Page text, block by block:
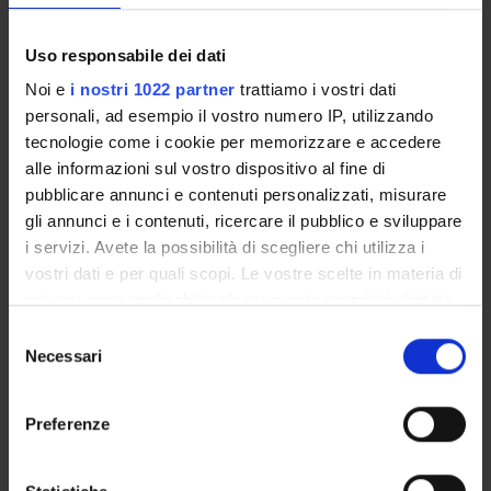
Uso responsabile dei dati
Noi e i nostri 1022 partner trattiamo i vostri dati
personali, ad esempio il vostro numero IP, utilizzando
tecnologie come i cookie per memorizzare e accedere
alle informazioni sul vostro dispositivo al fine di
pubblicare annunci e contenuti personalizzati, misurare
gli annunci e i contenuti, ricercare il pubblico e sviluppare
i servizi. Avete la possibilità di scegliere chi utilizza i
vostri dati e per quali scopi. Le vostre scelte in materia di
modificare o revocare il proprio consenso in qualsiasi
momento dalla Dichiarazione sui cookie o facendo clic
delNecessari
Preferenze
Calendario didattico
Orario lezioni
Piani didattici
Calendario esami
Bacheca avvisi
Proposte tesi e stage
Organi collegiali e di governo
Docenti
DOTTORATI, MASTER E FORMAZIONE SUPERIORE